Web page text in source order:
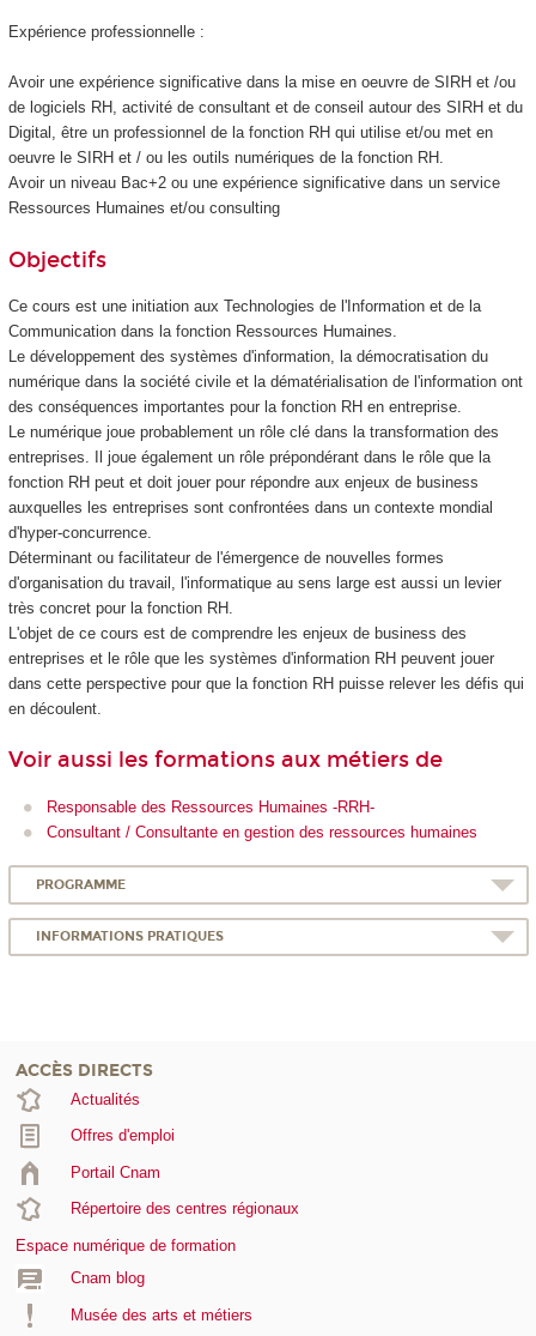
Expérience professionnelle :
Avoir une expérience significative dans la mise en oeuvre de SIRH et /ou
de logiciels RH, activité de consultant et de conseil autour des SIRH et du
Digital, être un professionnel de la fonction RH qui utilise et/ou met en
oeuvre le SIRH et / ou les outils numériques de la fonction RH.
Avoir un niveau Bac+2 ou une expérience significative dans un service
Ressources Humaines et/ou consulting
Objectifs
Ce cours est une initiation aux Technologies de l'Information et de la
Communication dans la fonction Ressources Humaines.
Le développement des systèmes d'information, la démocratisation du
numérique dans la société civile et la dématérialisation de l'information ont
des conséquences importantes pour la fonction RH en entreprise.
Le numérique joue probablement un rôle clé dans la transformation des
entreprises. Il joue également un rôle prépondérant dans le rôle que la
fonction RH peut et doit jouer pour répondre aux enjeux de business
auxquelles les entreprises sont confrontées dans un contexte mondial
d'hyper-concurrence.
Déterminant ou facilitateur de l'émergence de nouvelles formes
d'organisation du travail, l'informatique au sens large est aussi un levier
très concret pour la fonction RH.
L'objet de ce cours est de comprendre les enjeux de business des
entreprises et le rôle que les systèmes d'information RH peuvent jouer
dans cette perspective pour que la fonction RH puisse relever les défis qui
en découlent.
Voir aussi les formations aux métiers de
Responsable des Ressources Humaines -RRH-
Consultant / Consultante en gestion des ressources humaines
PROGRAMME
INFORMATIONS PRATIQUES
ACCÈS DIRECTS
Actualités
Offres d'emploi
Portail Cnam
Répertoire des centres régionaux
Espace numérique de formation
Cnam blog
Musée des arts et métiers